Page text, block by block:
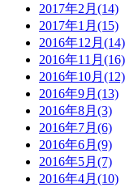
2017年2月(14)
2017年1月(15)
2016年12月(14)
2016年11月(16)
2016年10月(12)
2016年9月(13)
2016年8月(3)
2016年7月(6)
2016年6月(9)
2016年5月(7)
2016年4月(10)